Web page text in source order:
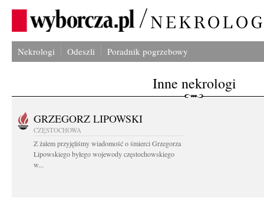
Nekrologi Odeszli Poradnik pogrzebowy
Inne nekrologi
GRZEGORZ LIPOWSKI
CZĘSTOCHOWA
Z żalem przyjęliśmy wiadomość o śmierci Grzegorza
Lipowskiego byłego wojewody częstochowskiego
w...